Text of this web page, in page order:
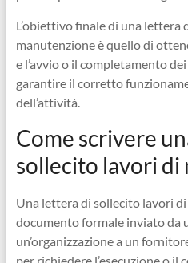
L’obiettivo finale di una lettera
manutenzione è quello di
e l’avvio o il completamento
garantire il corretto
dell’attività.
Come scrivere
sollecito lavori di
Una lettera di sollecito lavori
documento formale inviato da
un’organizzazione a un